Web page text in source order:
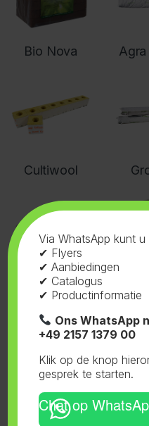
Bio Nova
Cultiwool
Jiffy
Clonex
Via WhatsApp kunt
✔ Flyers
✔ Aanbiedingen
✔ Catalogus
✔ Productinformatie
Ons WhatsApp
+49 2157 1379 00
Klik op de knop
gesprek te starten.
Chat op